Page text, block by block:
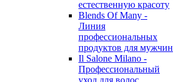
естественную красоту
Blends Of Many -
Линия
профессиональных
продуктов для мужчин
Il Salone Milano -
Профессиональный
уход для волос